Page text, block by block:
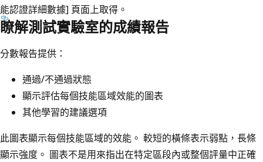
能認證詳細數據] 頁面上取得。
瞭解測試實驗室的成績報告
分數報告提供：
通過/不通過狀態
顯示評估每個技能區域效能的圖表
其他學習的建議選項
此圖表顯示每個技能區域的效能。 較短的橫條表示弱點，長條
顯示強度。 圖表不是用來指出在特定區段內或整個評量中正確